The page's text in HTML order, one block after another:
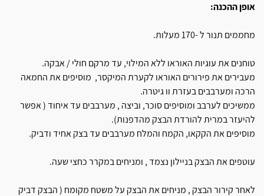
אופן ההכנה:
מחממים תנור ל -170 מעלות.
טוחנים את עוגיות האוראו ללא המילוי, עד מרקם חולי / אבקה.
מעבירים את פירורים האוראו לקערת המיקסר, מוסיפים את החמאה
הרכה ומערבבים בעזרת וו גיטרה.
ממשיכים לערבב ומוסיפים סוכר, וביצה , מערבבים עד איחוד ( אפשר
להיעזר במרית להורדת הבצק מהדפנות).
מוסיפים את הקקאו, הקמח והמלח מערבבים עד בצק אחיד ודביק.
עוטפים את הבצק בניילון נצמד , ומניחים במקרר כחצי שעה.
לאחר קירור הבצק , מניחים את הבצק על משטח מקומח ( הבצק דביק